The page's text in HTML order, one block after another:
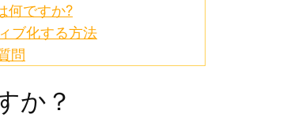
何ですか?
ブ化する方法
問
か？